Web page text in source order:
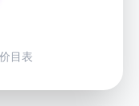
目表